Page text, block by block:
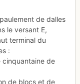
de dalles
le versant E,
terminal du
:
cinquantaine de
de blocs et de